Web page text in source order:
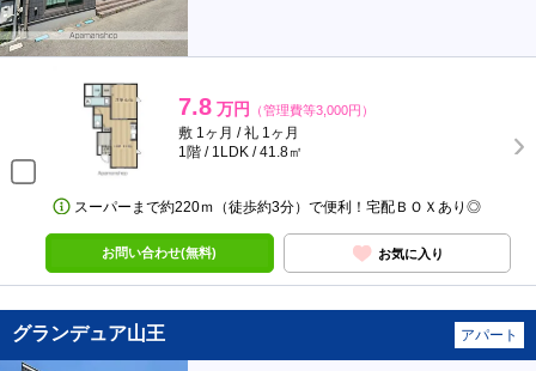
7.8 万円 （管理費等3,000円）
敷 1ヶ月 / 礼 1ヶ月
1階 / 1LDK / 41.8㎡
スーパーまで約220ｍ（徒歩約3分）で便利！宅配ＢＯＸあり◎
お問い合わせ(無料) お気に入り
グランデュア山王 アパート